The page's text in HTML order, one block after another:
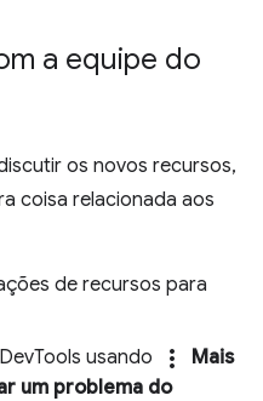
a equipe do
os novos recursos,
coisa relacionada aos
de recursos para
usando
more_vert
Mais
um problema do